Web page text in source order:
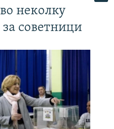
неколку
советници